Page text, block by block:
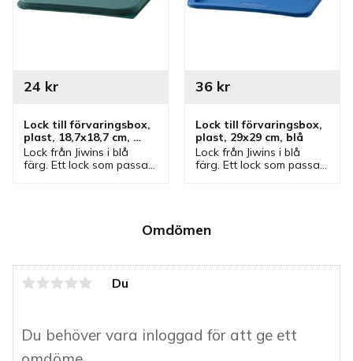
Omdömen
Du
Lock till förvaringsbox,
plast, 18,7x18,7 cm,
grön
Lock från Jiwins i blå
färg. Ett lock som passar
24 kr
Lock till förvaringsbox,
plast, 29x29 cm, blå
Lock från Jiwins i blå
färg. Ett lock som passar
36kr